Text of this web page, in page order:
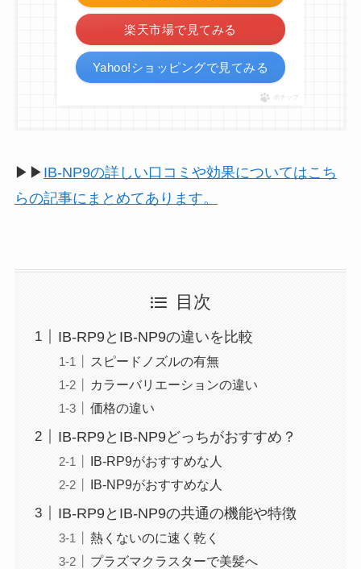
楽天市場で見てみる
Yahoo!ショッピングで見てみる
ポチップ
▶▶ IB-NP9の詳しい口コミや効果についてはこち
らの記事にまとめてあります。
目次
IB-RP9とIB-NP9の違いを比較
スピードノズルの有無
カラーバリエーションの違い
価格の違い
IB-RP9とIB-NP9どっちがおすすめ？
IB-RP9がおすすめな人
IB-NP9がおすすめな人
IB-RP9とIB-NP9の共通の機能や特徴
熱くないのに速く乾く
プラズマクラスターで美髪へ